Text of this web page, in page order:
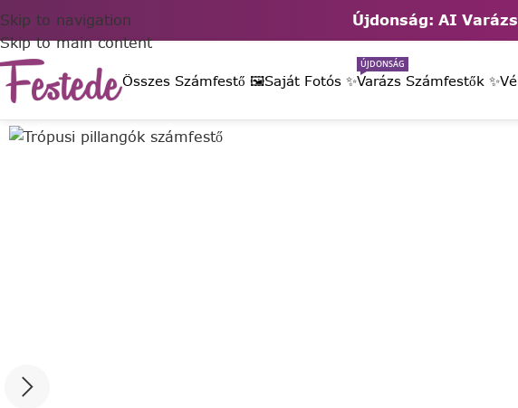
Újdonság: AI
Skip to navigation
Skip to main content
Összes Számfestő 🖼️Saját Fotós ✨Varázs Számfestők ✨
ÚJDONSÁG